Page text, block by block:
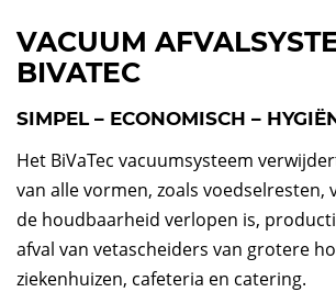
VACUUM
BIVATEC
SIMPEL – ECONOMISCH –
Het BiVaTec vacuumsysteem
van alle vormen, zoals voedselresten,
de houdbaarheid verlopen is,
afval van vetascheiders van grotere
ziekenhuizen, cafeteria en catering.